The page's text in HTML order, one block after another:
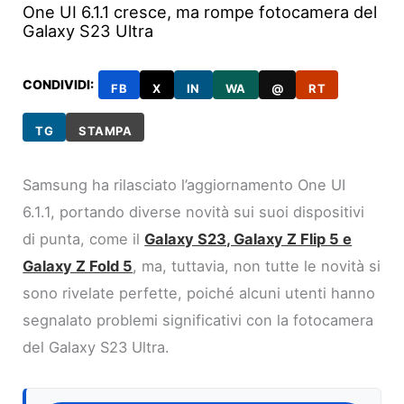
One UI 6.1.1 cresce, ma rompe fotocamera del
Galaxy S23 Ultra
CONDIVIDI: FB X IN WA @ RT
TG STAMPA
Samsung ha rilasciato l’aggiornamento One UI
6.1.1, portando diverse novità sui suoi dispositivi
di punta, come ilGalaxy S23, Galaxy Z Flip 5 e
Galaxy Z Fold 5, ma, tuttavia, non tutte le novità si
sono rivelate perfette, poiché alcuni utenti hanno
segnalato problemi significativi con la fotocamera
del Galaxy S23 Ultra.